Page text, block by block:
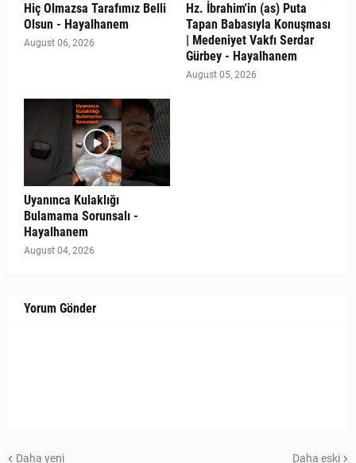
Hiç Olmazsa Tarafımız Belli
Olsun - Hayalhanem
August 06, 2026
Hz. İbrahim'in (as) Puta
Tapan Babasıyla Konuşması
| Medeniyet Vakfı Serdar
Gürbey - Hayalhanem
August 05, 2026
Uyanınca Kulaklığı
Bulamama Sorunsalı -
Hayalhanem
August 04, 2026
Yorum Gönder
Daha yeni Daha eski